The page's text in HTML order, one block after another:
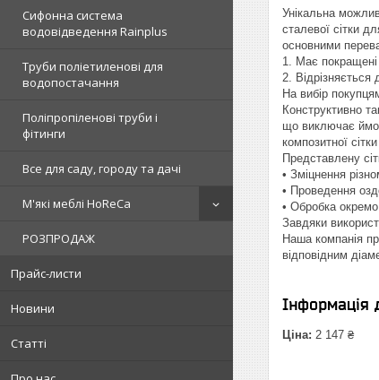
Сифонна система
водовідведення Rainplus
Труби поліетиленові для
водопостачання
Поліпропіленові труби і
фітинги
Все для саду, городу та дачі
М'які меблі HoReCa
РОЗПРОДАЖ
Прайс-листи
Новини
Статті
Унікальна
сталевої сітки
основними
1. Має покращені
2.
На вибір
Конструктивно
що виключає
композитної
Представлену
• Зміцнення
• Проведення
• Обробка
Завдяки
Наша компанія
відповідним
Інформація
Ціна: 2 147 ₴